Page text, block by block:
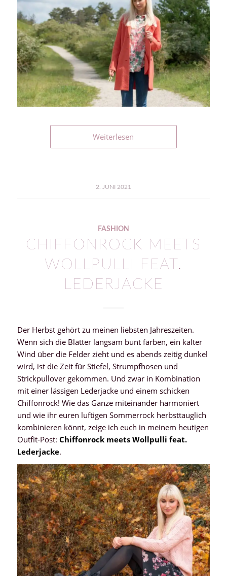
Weiterlesen
2. JUNI 2021
FASHION
CHIFFONROCK MEETS
WOLLPULLI FEAT.
LEDERJACKE
Der Herbst gehört zu meinen liebsten Jahreszeiten.
Wenn sich die Blätter langsam bunt färben, ein kalter
Wind über die Felder zieht und es abends zeitig dunkel
wird, ist die Zeit für Stiefel, Strumpfhosen und
Strickpullover gekommen. Und zwar in Kombination
mit einer lässigen Lederjacke und einem schicken
Chiffonrock! Wie das Ganze miteinander harmoniert
und wie ihr euren luftigen Sommerrock herbsttauglich
kombinieren könnt, zeige ich euch in meinem heutigen
Outfit-Post: Chiffonrock meets Wollpulli feat.
Lederjacke.